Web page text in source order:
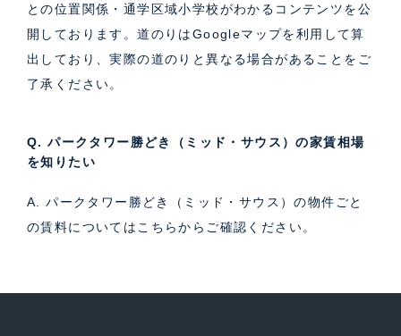
との位置関係・通学区域小学校がわかるコンテンツを公
開しております。道のりはGoogleマップを利用して算
出しており、実際の道のりと異なる場合があることをご
了承ください。
Q. パークタワー勝どき（ミッド・サウス）の家賃相場
を知りたい
A. パークタワー勝どき（ミッド・サウス）の物件ごと
の賃料については こちらからご確認ください。